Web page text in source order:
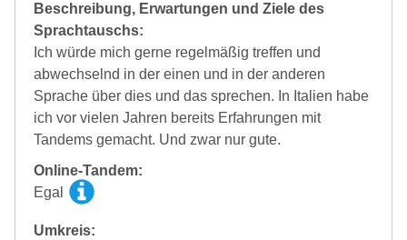
Beschreibung, Erwartungen und Ziele des
Sprachtauschs:
Ich würde mich gerne regelmäßig treffen und
abwechselnd in der einen und in der anderen
Sprache über dies und das sprechen. In Italien habe
ich vor vielen Jahren bereits Erfahrungen mit
Tandems gemacht. Und zwar nur gute.
Online-Tandem:
Egal
Umkreis: